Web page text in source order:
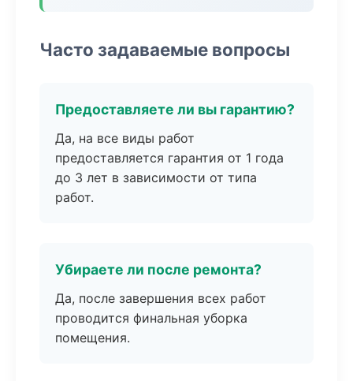
Часто задаваемые вопросы
Предоставляете ли вы гарантию?
Да, на все виды работ
предоставляется гарантия от 1 года
до 3 лет в зависимости от типа
работ.
Убираете ли после ремонта?
Да, после завершения всех работ
проводится финальная уборка
помещения.